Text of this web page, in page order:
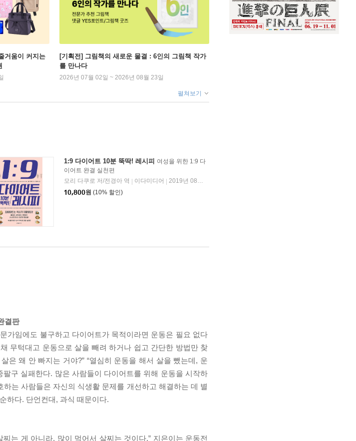
거움이 커지는
[기획전] 그림책의 새로운 물결 : 6인의 그림책 작가
를 만나다
2026년 07월 02일 ~ 2026년 08월 23일
펼쳐보기
1:9 다이어트 10분 뚝딱! 레시피 여성을 위한 1:9 다
이어트 완결 실천편
모리 다쿠로 저/전경아 역
이다미디어
2019년 08월 01일
10,800원 (10% 할인)
결판
가임에도 불구하고 다이어트가 목적이라면 운동은 필요 없다
무턱대고 운동으로 살을 빼려 하거나 쉽고 간단한 방법만 찾
은 왜 안 빠지는 거야?” “열심히 운동을 해서 살을 뺐는데, 운
구 실패한다. 많은 사람들이 다이어트를 위해 운동을 시작하
는 사람들은 자신의 식생활 문제를 개선하고 해결하는 데 별
하다. 단언컨대, 과식 때문이다.
는 게 아니라, 많이 먹어서 살찌는 것이다.” 지은이는 운동전